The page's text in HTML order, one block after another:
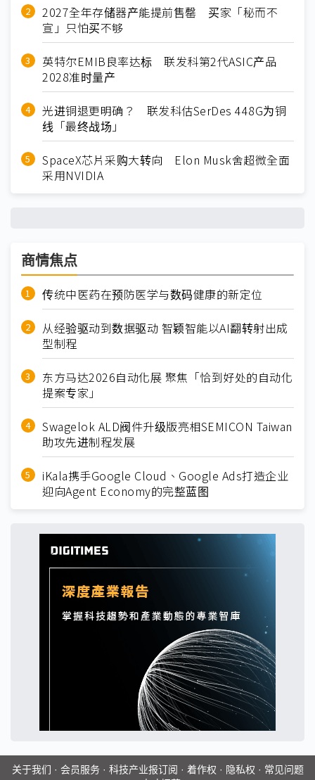
2027全年存储器产能提前售罄 买家「秘而不
宣」只怕买不够
英特尔EMIB良率达标 联发科第2代ASIC产品
2028准时量产
光进铜退更明确？ 联发科估SerDes 448G为铜
线「最终战场」
SpaceX芯片采购大转向 Elon Musk舍超微全面
采用NVIDIA
商情焦点
传统中医药在预防医学与数码健康的新定位
从经验驱动到数据驱动 智颖智能以AI翻转射出成
型制程
东方马达2026自动化展 聚焦「恰到好处的自动化
提案专家」
Swagelok ALD阀件升级版亮相SEMICON Taiwan
助攻先进制程发展
iKala携手Google Cloud、Google Ads打造企业
迎向Agent Economy的完整蓝图
关于我们 · 会员服务· 科技产业报订阅 · 着作权 · 隐私权 · 常见问题